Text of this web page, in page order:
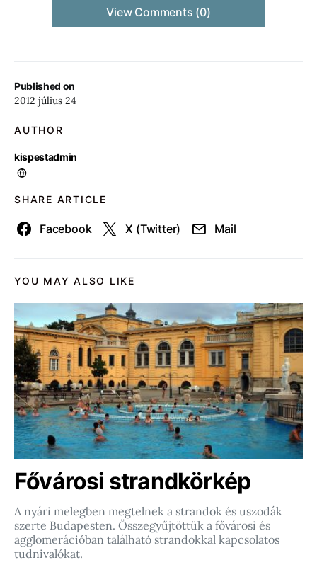
Published on
2012 július 24
AUTHOR
kispestadmin
SHARE ARTICLE
Facebook X (Twitter) Mail
View Comments (0)
YOU MAY ALSO LIKE
Fővárosi strandkörkép
A nyári melegben megtelnek a strandok és uszodák
szerte Budapesten. Összegyűjtöttük a fővárosi és
agglomerációban található strandokkal kapcsolatos
tudnivalókat.